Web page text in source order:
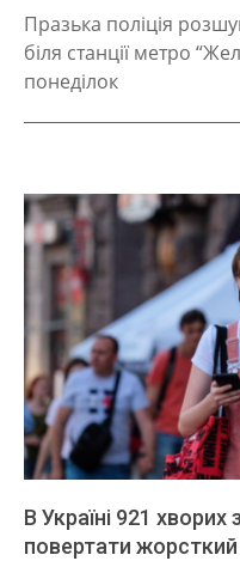
06-
19
Празька поліція
біля станції метро
понеділок
В Україні 921
повертати